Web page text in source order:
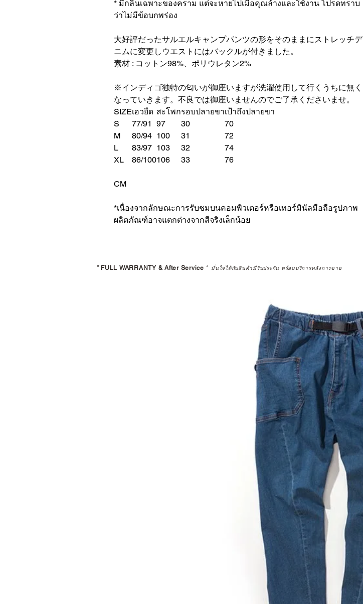
* มีกลิ่นเฉพาะของคราม แต่จะหายไปเมื่อคุณล้างและใช้งาน โปรดทราบ
ว่าไม่มีข้อบกพร่อง
大好評だったサルエルキャンプパンツの形をそのままにストレッチデ
ニムに変更しウエストにはバックルが付きました。
素材 : コットン98%、ポリウレタン2%
※インディゴ独特の匂いが御座いますが洗濯使用して行くうちに無く
なっていきます。不良では御座いませんのでご了承くださいませ。
SIZEเอวยืด สะโพกรอบปลายขาเป้าถึงปลายขา
S
77/91 97 30
70
M
80/94 100 31
72
L
83/97 103 32
74
XL
86/100106 33 76
CM
*เนื่องจากลักษณะการรับชมบนคอมพิวเตอร์หรือเทอร์มินัลมือถือรูปภาพ
ผลิตภัณฑ์อาจแตกต่างจากสีจริงเล็กน้อย
* FULL WARRANTY & After Service * มั่นใจได้กับสินค้ามีรับประกัน พร้อมบริการหลังการขาย